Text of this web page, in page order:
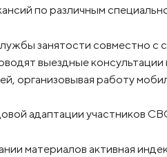
по различным
занятости совместно с
выездные
организовывая работу
адаптации участников
материалов активная